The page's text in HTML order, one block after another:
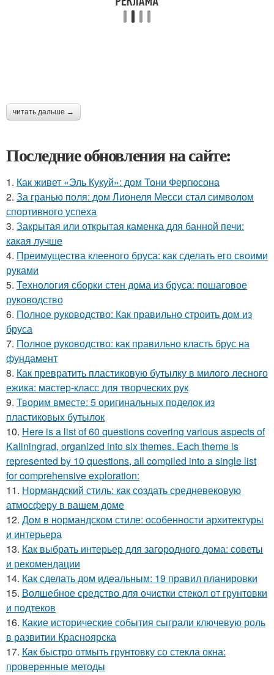
читать дальше →
Последние обновления на сайте:
1. Как живет «Эль Кукуй»: дом Тони Фергюсона
2. За гранью поля: дом Лионеля Месси стал символом
спортивного успеха
3. Закрытая или открытая каменка для банной печи:
какая лучше
4. Преимущества клееного бруса: как сделать его своими
руками
5. Технология сборки стен дома из бруса: пошаговое
руководство
6. Полное руководство: Как правильно строить дом из
бруса
7. Полное руководство: как правильно класть брус на
фундамент
8. Как превратить пластиковую бутылку в милого лесного
ежика: мастер-класс для творческих рук
9. Творим вместе: 5 оригинальных поделок из
пластиковых бутылок
10. Here is a list of 60 questions covering various aspects of
Kaliningrad, organized into six themes. Each theme is
represented by 10 questions, all compiled into a single list
for comprehensive exploration:
11. Нормандский стиль: как создать средневековую
атмосферу в вашем доме
12. Дом в нормандском стиле: особенности архитектуры
и интерьера
13. Как выбрать интерьер для загородного дома: советы
и рекомендации
14. Как сделать дом идеальным: 19 правил планировки
15. Волшебное средство для очистки стекол от грунтовки
и подтеков
16. Какие исторические события сыграли ключевую роль
в развитии Красноярска
17. Как быстро отмыть грунтовку со стекла окна:
проверенные методы